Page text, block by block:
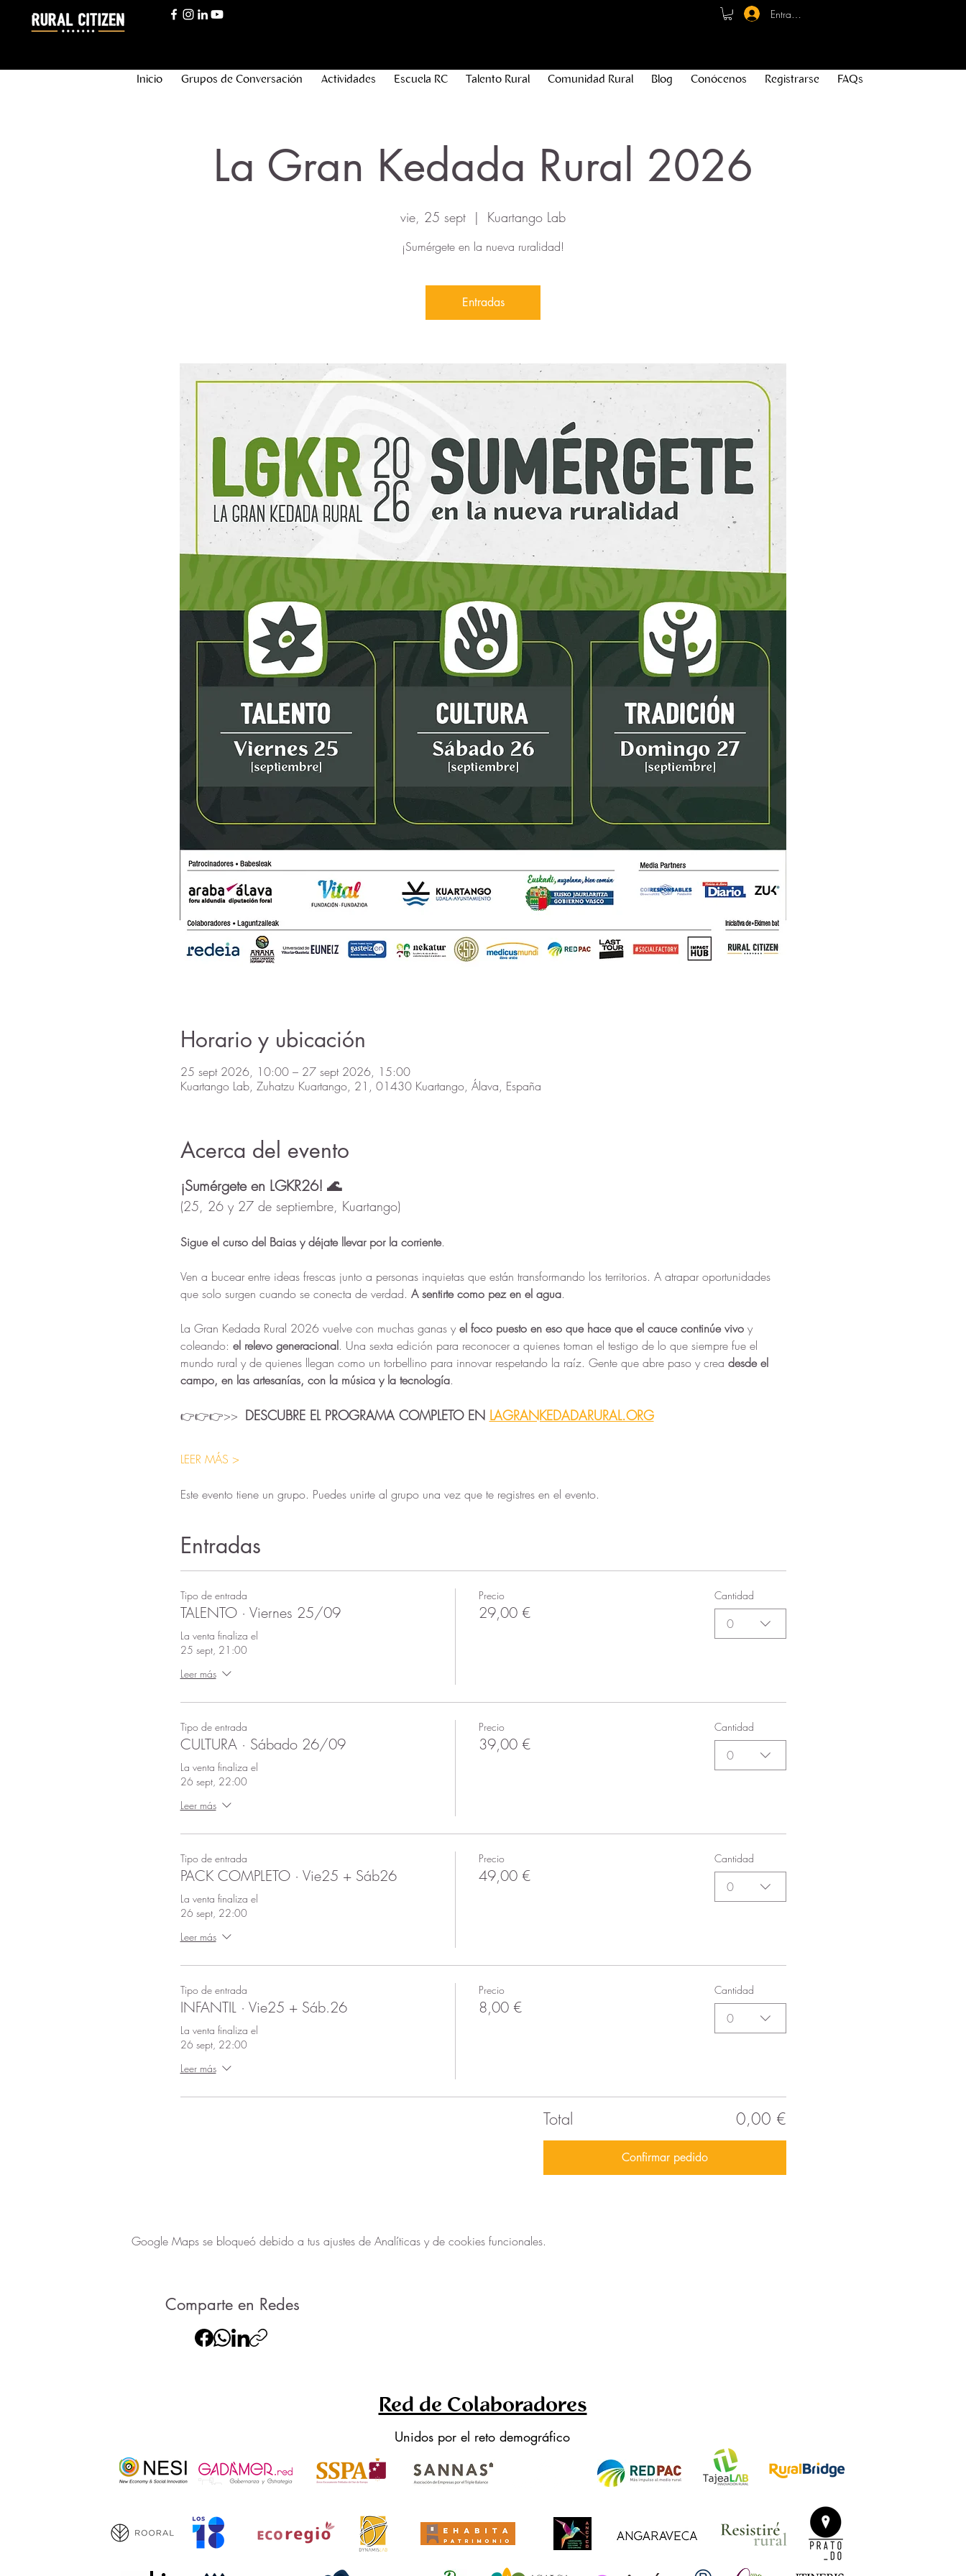
Entrar - Registro
Inicio Grupos de Conversación Actividades Escuela RC Talento Rural Comunidad Rural Blog Conócenos Registrarse FAQs
La Gran Kedada Rural 2026
vie, 25 sept
  |
Kuartango Lab
¡Sumérgete en la nueva ruralidad!
Entradas
Horario y ubicación
25 sept 2026, 10:00 – 27 sept 2026, 15:00
Kuartango Lab, Zuhatzu Kuartango, 21, 01430 Kuartango, Álava, España
Acerca del evento
¡Sumérgete en LGKR26! 🌊
(25, 26 y 27 de septiembre, Kuartango)
Sigue el curso del Baias y déjate llevar por la corriente.
Ven a bucear entre ideas frescas junto a personas inquietas que están transformando los territorios. A atrapar oportunidades
que solo surgen cuando se conecta de verdad. A sentirte como pez en el agua.
La Gran Kedada Rural 2026 vuelve con muchas ganas y el foco puesto en eso que hace que el cauce continúe vivo y
coleando: el relevo generacional. Una sexta edición para reconocer a quienes toman el testigo de lo que siempre fue el
mundo rural y de quienes llegan como un torbellino para innovar respetando la raíz. Gente que abre paso y crea desde el
campo, en las artesanías, con la música y la tecnología.
👉👉👉>> DESCUBRE EL PROGRAMA COMPLETO EN LAGRANKEDADARURAL.ORG
LEER MÁS >
Este evento tiene un grupo. Puedes unirte al grupo una vez que te registres en el evento.
Entradas
Tipo de entrada
TALENTO · Viernes 25/09
La venta finaliza el
25 sept, 21:00
Leer más
Precio
29,00 €
Cantidad
0
Tipo de entrada
CULTURA · Sábado 26/09
La venta finaliza el
26 sept, 22:00
Leer más
Precio
39,00 €
Cantidad
0
Tipo de entrada
PACK COMPLETO · Vie25 + Sáb26
La venta finaliza el
26 sept, 22:00
Leer más
Precio
49,00 €
Cantidad
0
Tipo de entrada
INFANTIL · Vie25 + Sáb.26
La venta finaliza el
26 sept, 22:00
Leer más
Precio
8,00 €
Cantidad
0
Total 0,00 €
Confirmar pedido
Google Maps se bloqueó debido a tus ajustes de Analíticas y de cookies funcionales.
Comparte en Redes
Red de Colaboradores
Unidos por el reto demográfico